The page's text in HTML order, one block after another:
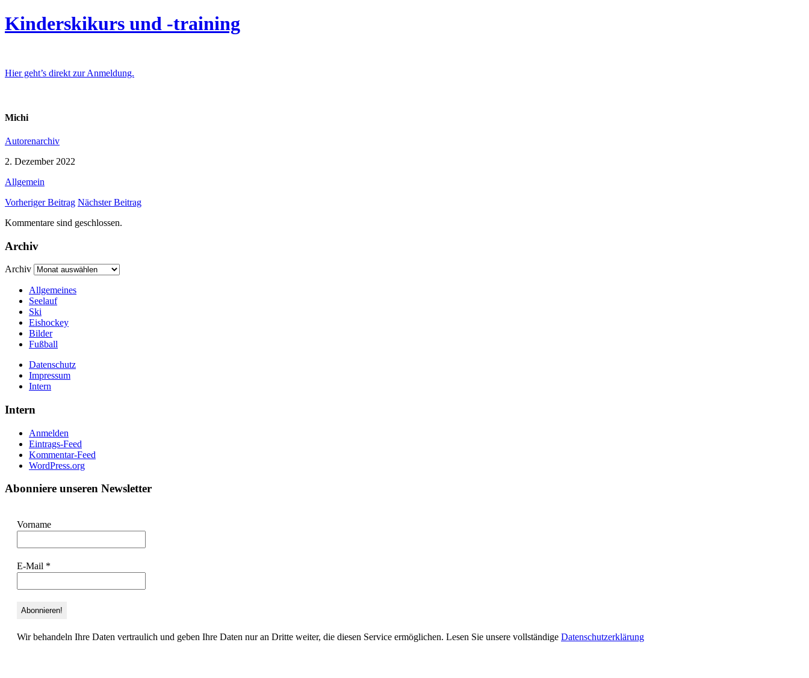
Kinderskikurs und -training
Hier geht’s direkt zur Anmeldung.
Michi
Autorenarchiv
2. Dezember 2022
Allgemein
Vorheriger Beitrag Nächster Beitrag
Kommentare sind geschlossen.
Archiv
Archiv
Allgemeines
Seelauf
Ski
Eishockey
Bilder
Fußball
Datenschutz
Impressum
Intern
Intern
Anmelden
Eintrags-Feed
Kommentar-Feed
WordPress.org
Abonniere unseren Newsletter
Vorname
E-Mail *
Wir behandeln Ihre Daten vertraulich und geben Ihre Daten nur an Dritte weiter, die diesen Service ermöglichen. Lesen Sie unsere vollständige Datenschutzerklärung